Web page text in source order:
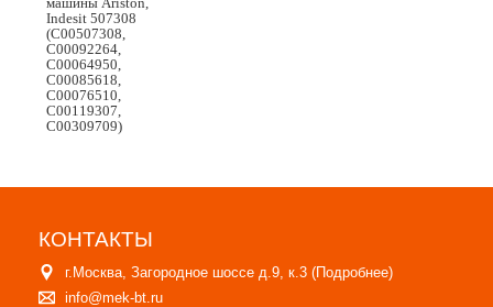
Indesit 507308
(C00507308,
C00092264,
C00064950,
C00085618,
C00076510,
C00119307,
C00309709)
КОНТАКТЫ
г.Москва, Загородное шоссе д.9, к.3 (Подробнее)
info@mek-bt.ru